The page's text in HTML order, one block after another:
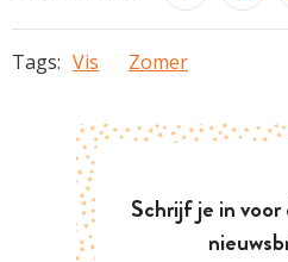
Tags: Vis Zomer
Schrijf je in